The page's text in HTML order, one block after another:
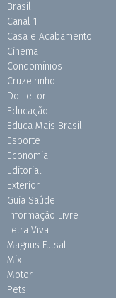
Brasil
Canal 1
Casa e Acabamento
Cinema
Condomínios
Cruzeirinho
Do Leitor
Educação
Educa Mais Brasil
Esporte
Economia
Editorial
Exterior
Guia Saúde
Informação Livre
Letra Viva
Magnus Futsal
Mix
Motor
Pets